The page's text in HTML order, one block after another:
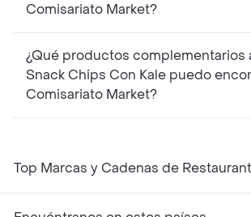
Comisariato Market?
¿Qué productos complementarios
Snack Chips Con Kale puedo
Comisariato Market?
Top Marcas y Cadenas de